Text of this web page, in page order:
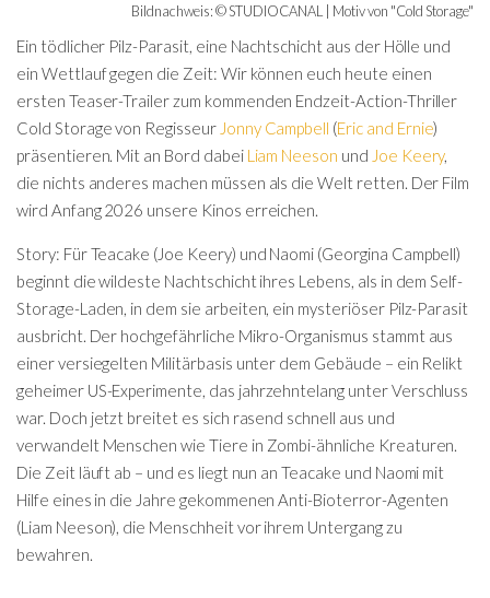
Bildnachweis: © STUDIOCANAL | Motiv von "Cold Storage"
Ein tödlicher Pilz-Parasit, eine Nachtschicht aus der Hölle und
ein Wettlauf gegen die Zeit: Wir können euch heute einen
ersten Teaser-Trailer zum kommenden Endzeit-Action-Thriller
Cold Storage von Regisseur Jonny Campbell (Eric and Ernie)
präsentieren. Mit an Bord dabei Liam Neeson und Joe Keery,
die nichts anderes machen müssen als die Welt retten. Der Film
wird Anfang 2026 unsere Kinos erreichen.
Story: Für Teacake (Joe Keery) und Naomi (Georgina Campbell)
beginnt die wildeste Nachtschicht ihres Lebens, als in dem Self-
Storage-Laden, in dem sie arbeiten, ein mysteriöser Pilz-Parasit
ausbricht. Der hochgefährliche Mikro-Organismus stammt aus
einer versiegelten Militärbasis unter dem Gebäude – ein Relikt
geheimer US-Experimente, das jahrzehntelang unter Verschluss
war. Doch jetzt breitet es sich rasend schnell aus und
verwandelt Menschen wie Tiere in Zombi-ähnliche Kreaturen.
Die Zeit läuft ab – und es liegt nun an Teacake und Naomi mit
Hilfe eines in die Jahre gekommenen Anti-Bioterror-Agenten
(Liam Neeson), die Menschheit vor ihrem Untergang zu
bewahren.